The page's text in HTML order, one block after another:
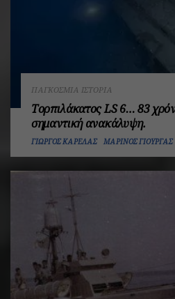
ΠΑΓΚΌΣΜΙΑ ΙΣΤΟΡΊΑ
Τορπιλάκατος LS 6… 83
σημαντική ανακάλυψη.
ΓΙΏΡΓΟΣ ΚΑΡΈΛΑΣ ΜΑΡΊΝΟΣ ΓΙΟΎΡΓΑΣ